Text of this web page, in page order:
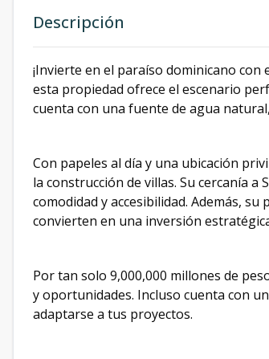
Descripción
¡Invierte en el paraíso dominicano
esta propiedad ofrece el escenario
cuenta con una fuente de agua
Con papeles al día y una ubicación
la construcción de villas. Su cercanía
comodidad y accesibilidad. Además,
convierten en una inversión
Por tan solo 9,000,000 millones de
y oportunidades. Incluso cuenta con
adaptarse a tus proyectos.